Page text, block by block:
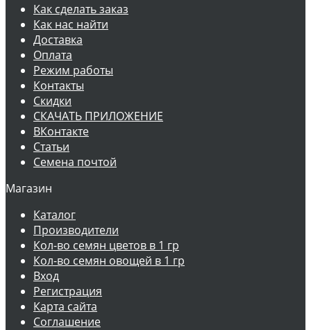
Как сделать заказ
Как нас найти
Доставка
Оплата
Режим работы
Контакты
Скидки
СКАЧАТЬ ПРИЛОЖЕНИЕ
ВКонтакте
Статьи
Семена почтой
Магазин
Каталог
Производители
Кол-во семян цветов в 1 гр
Кол-во семян овощей в 1 гр
Вход
Регистрация
Карта сайта
Соглашение